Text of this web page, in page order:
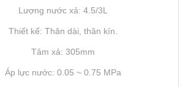
Lượng nước xả: 4.5/3L
Thiết kế: Thân dài, thân kín.
Tâm xả: 305mm
Áp lực nước: 0.05 ~ 0.75 MPa